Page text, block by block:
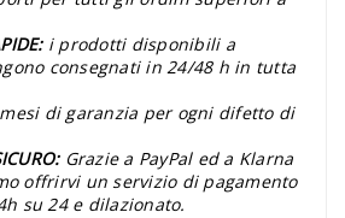
i prodotti disponibili a
consegnati in 24/48 h in tutta
mesi di garanzia per ogni difetto di
Grazie a PayPal ed a Klarna
offrirvi un servizio di pagamento
su 24 e dilazionato.